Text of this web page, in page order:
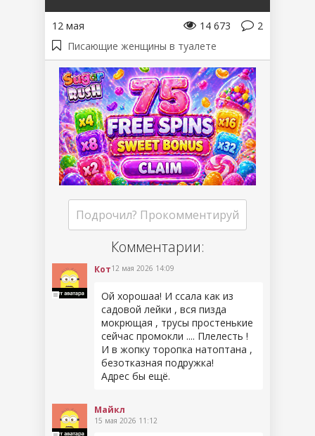
12 мая 2
14 673
Писающие женщины в туалете
Подрочил? Прокомментируй
Комментарии:
Кот12 мая 2026 14:09
Ой хорошаа! И ссала как из
садовой лейки , вся пизда
мокрющая , трусы простенькие
сейчас промокли .... Плелесть !
И в жопку торопка натоптана ,
безотказная подружка!
Адрес бы ещё.
Майкл
15 мая 2026 11:12